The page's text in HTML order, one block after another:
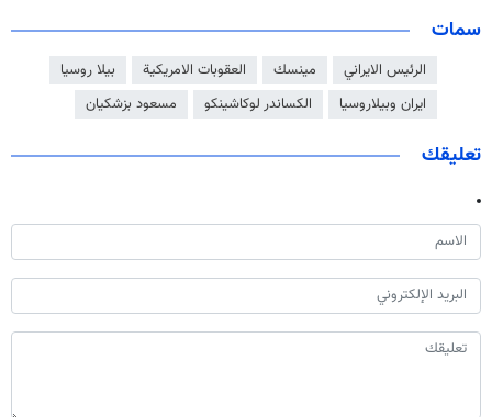
سمات
الرئيس الايراني مينسك العقوبات الامريكية
بيلا روسيا
ايران وبيلاروسيا
الكساندر لوكاشينكو مسعود بزشكيان
تعليقك